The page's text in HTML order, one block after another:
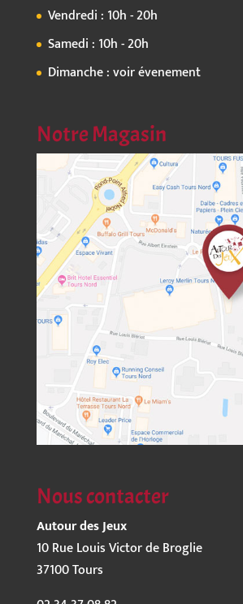
Vendredi : 10h - 20h
Samedi : 10h - 20h
Dimanche : voir évenement
Notre Magasin
Nous contacter
Autour des Jeux
10 Rue Louis Victor de Broglie
37100 Tours